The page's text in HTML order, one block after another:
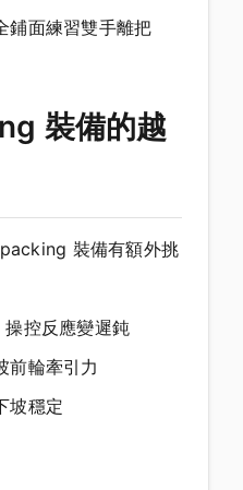
鋪面練習雙手離把
裝備的越
裝備有額外挑
操控反應變遲鈍
前輪牽引力
坡穩定